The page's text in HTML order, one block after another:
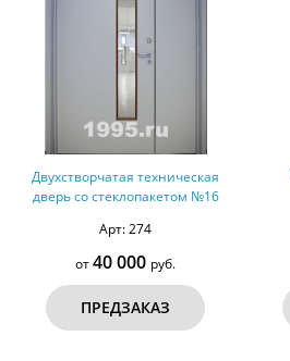
Двухстворчатая техническая
дверь со стеклопакетом №16
Арт: 274
от40 000 руб.
ПРЕДЗАКАЗ